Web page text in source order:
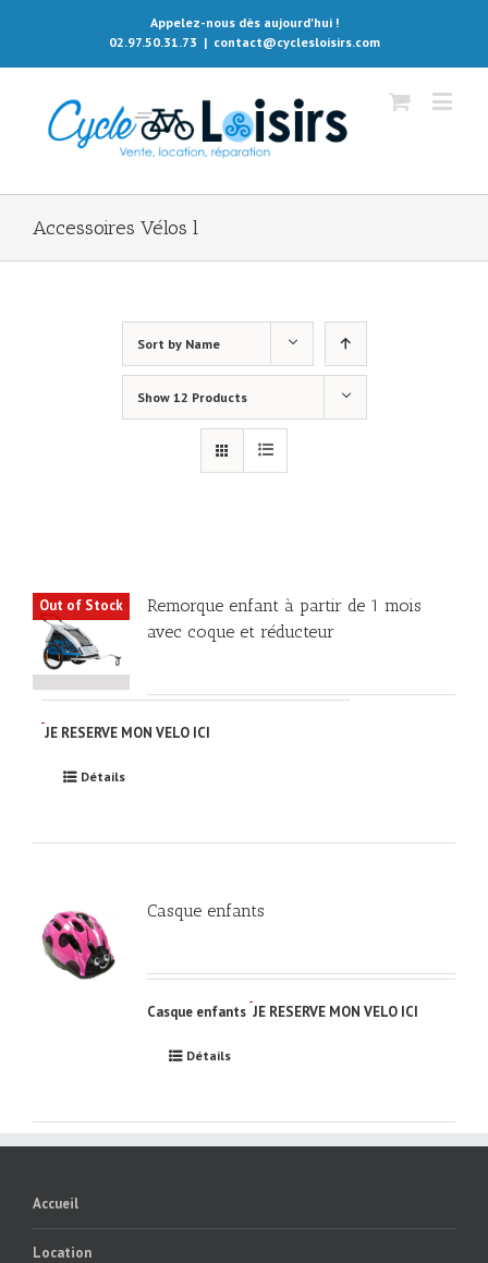
Appelez-nous dès aujourd'hui !
02.97.50.31.73 | contact@cyclesloisirs.com
Accessoires Vélos l
Sort by Name
Show 12 Products
Out of Stock
Remorque enfant à partir de 1 mois
avec coque et réducteur
JE RESERVE MON VELO ICI
Détails
Casque enfants
Casque enfants JE RESERVE MON VELO ICI
Détails
Accueil
Location